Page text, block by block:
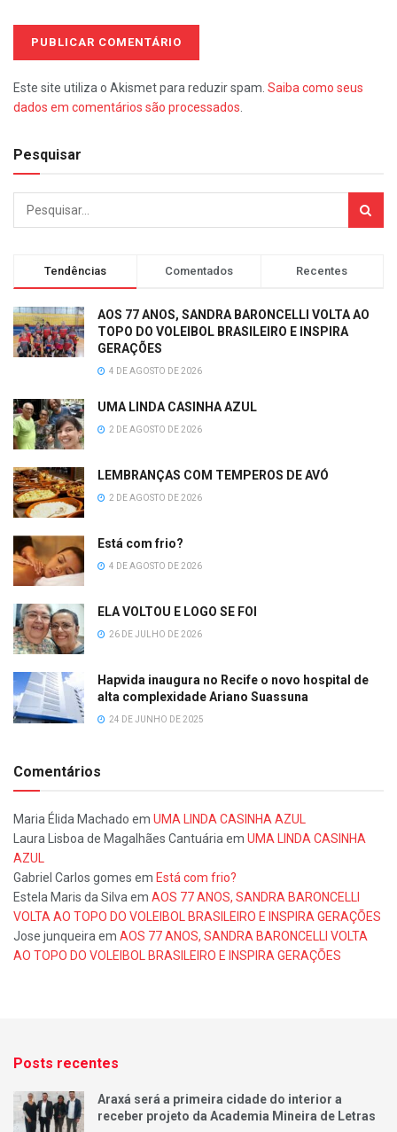
Este site utiliza o Akismet para reduzir spam. Saiba como seus
dados em comentários são processados
Pesquisar
Tendências Comentados Recentes
AOS 77 ANOS, SANDRA BARONCELLI VOLTA AO
TOPO DO VOLEIBOL BRASILEIRO E INSPIRA
GERAÇÕES
4 DE AGOSTO DE 2026
UMA LINDA CASINHA AZUL
2 DE AGOSTO DE 2026
LEMBRANÇAS COM TEMPEROS DE AVÓ
2 DE AGOSTO DE 2026
Está com frio?
4 DE AGOSTO DE 2026
ELA VOLTOU E LOGO SE FOI
26 DE JULHO DE 2026
Hapvida inaugura no Recife o novo hospital de
alta complexidade Ariano Suassuna
24 DE JUNHO DE 2025
Comentários
Maria Élida Machado em UMA LINDA CASINHA AZUL
Laura Lisboa de Magalhães Cantuáriaem UMA LINDA CASINHA
AZUL
Gabriel Carlos gomes em Está com frio?
Estela Maris da Silvaem AOS 77 ANOS, SANDRA BARONCELLI
VOLTA AO TOPO DO VOLEIBOL BRASILEIRO E INSPIRA GERAÇÕES
Jose junqueiraem AOS 77 ANOS, SANDRA BARONCELLI VOLTA
AO TOPO DO VOLEIBOL BRASILEIRO E INSPIRA GERAÇÕES
Posts recentes
Araxá será a primeira cidade do interior a
receber projeto da Academia Mineira de Letras